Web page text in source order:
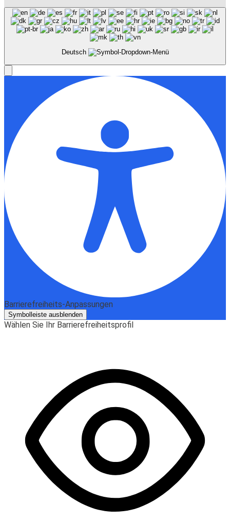
Deutsch
Barrierefreiheits-Anpassungen
Symbolleiste ausblenden
Wählen Sie Ihr Barrierefreiheitsprofil